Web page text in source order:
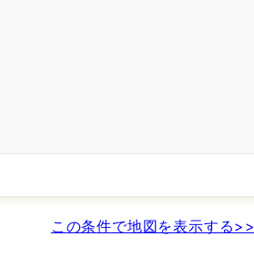
この条件で地図を表示する>>